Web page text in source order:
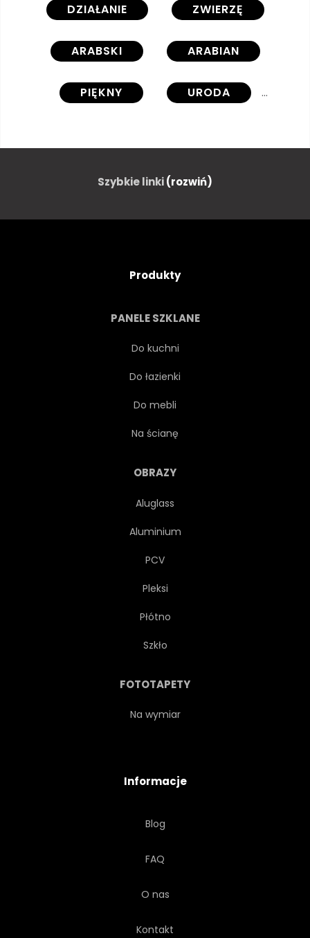
DZIAŁANIE ZWIERZĘ
ARABSKI ARABIAN
PIĘKNY URODA
UZDA BRĄZOWY
ZIMNY KOLOR COLT
GALOPUJĄCY
NA BIAŁYM TLE
PROWADZENIE
BIAŁY
Szybkie linki(rozwiń)
Produkty
PANELE SZKLANE
Do kuchni
Do łazienki
Do mebli
Na ścianę
OBRAZY
Aluglass
Aluminium
PCV
Pleksi
Płótno
Szkło
FOTOTAPETY
Na wymiar
Informacje
Blog
FAQ
O nas
Kontakt